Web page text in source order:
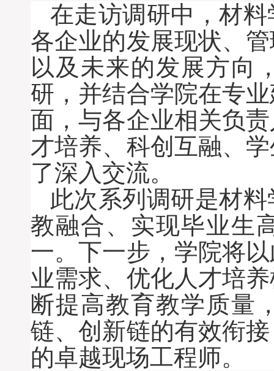
在走访调研中，材料
各企业的发展现状、
以及未来的发展方向
研 ，并结合学院在专
面，与各企业相关负
才培养、科创互融、
了深入交流。
此次系列调研是材料
教融合、 实现毕业生
一。下一步， 学院将
业需求、 优化人才培
断提高教育教学质量
链、创新链的有效衔
的卓越现场工程师。